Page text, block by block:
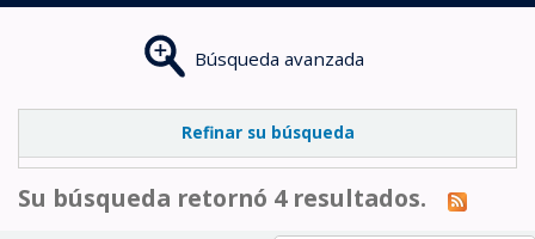
Búsqueda avanzada
Refinar su búsqueda
Su búsqueda retornó 4 resultados.